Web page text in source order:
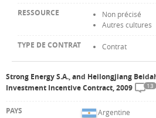
Non précisé
Autres cultures
Contrat
Strong Energy S.A., and Heilongjiang
Investment Incentive Contract, 2009
13
Argentine